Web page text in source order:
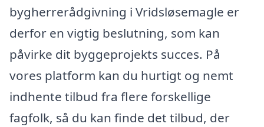
bygherrerådgivning i Vridsløsemagle er
derfor en vigtig beslutning, som kan
påvirke dit byggeprojekts succes. På
vores platform kan du hurtigt og nemt
indhente tilbud fra flere forskellige
fagfolk, så du kan finde det tilbud, der